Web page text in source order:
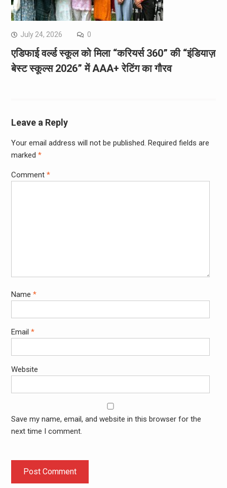
July 24, 2026 0
एडिफाई वर्ल्ड स्कूल को मिला “करियर्स 360” की “इंडियाज़
बेस्ट स्कूल्स 2026” में AAA+ रेटिंग का गौरव
Leave a Reply
Your email address will not be published. Required fields are
marked *
Comment *
Name *
Email *
Website
Save my name, email, and website in this browser for the
next time I comment.